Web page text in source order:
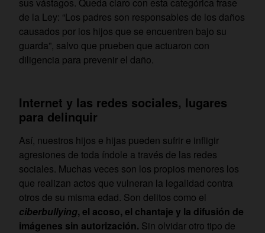
de la Ley: “Los padres son responsables de los daños
causados por los hijos que se encuentren bajo su
guarda”, salvo que prueben que actuaron con
diligencia para prevenir el daño.
Internet y las redes sociales, lugares
para delinquir
Así, nuestros hijos e hijas pueden sufrir e infligir
agresiones de toda índole a través de las redes
sociales. Muchas veces son los propios menores los
que realizan actos que vulneran la legalidad contra
otros de su misma edad. Son delitos como el
ciberbullying, el acoso, el chantaje y la difusión de
imágenes sin autorización. Sin olvidar otro tipo de